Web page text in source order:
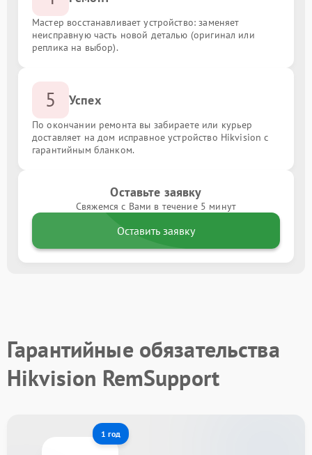
Мастер восстанавливает устройство: заменяет
неисправную часть новой деталью (оригинал или
реплика на выбор).
5 Успех
По окончании ремонта вы забираете или курьер
доставляет на дом исправное устройство Hikvision с
гарантийным бланком.
Оставьте заявку
Свяжемся с Вами в течение 5 минут
Оставить заявку
Гарантийные обязательства
Hikvision RemSupport
1 год